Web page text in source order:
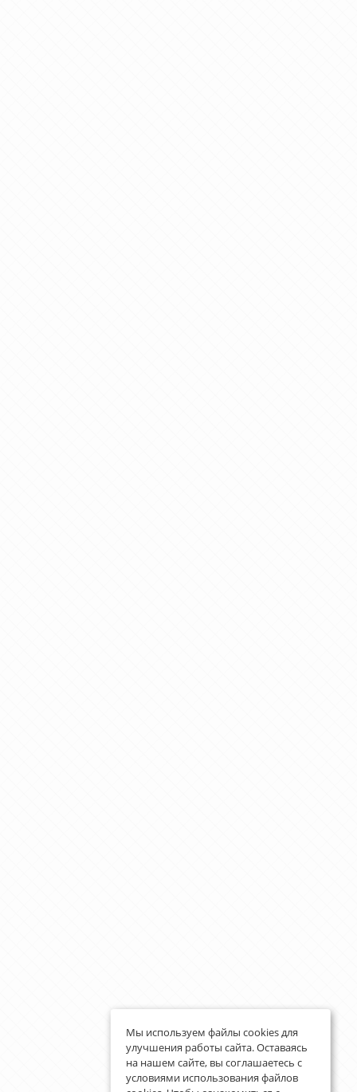
Мы используем файлы cookies для
улучшения работы сайта. Оставаясь
на нашем сайте, вы соглашаетесь с
условиями использования файлов